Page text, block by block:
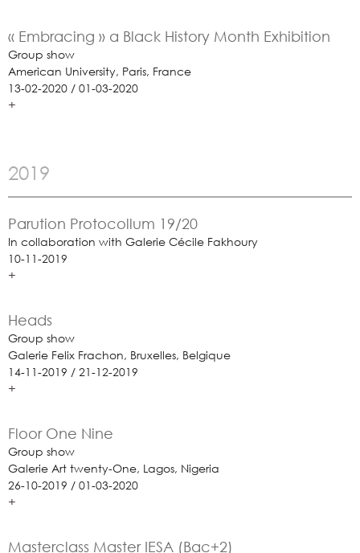
« Embracing » a Black History Month Exhibition
Group show
American University, Paris, France
13-02-2020 / 01-03-2020
+
2019
Parution Protocollum 19/20
In collaboration with Galerie Cécile Fakhoury
10-11-2019
+
Heads
Group show
Galerie Felix Frachon, Bruxelles, Belgique
14-11-2019 / 21-12-2019
+
Floor One Nine
Group show
Galerie Art twenty-One, Lagos, Nigeria
26-10-2019 / 01-03-2020
+
Masterclass Master IESA (Bac+2)